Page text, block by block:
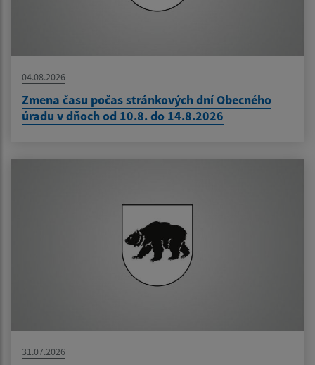
04.08.2026
Zmena času počas stránkových dní Obecného
úradu v dňoch od 10.8. do 14.8.2026
31.07.2026